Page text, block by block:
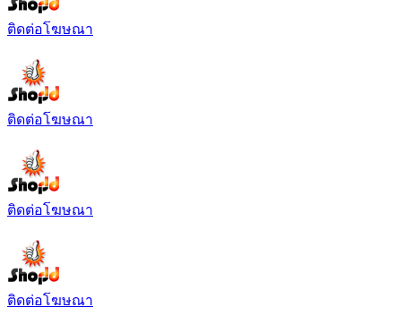
ติดต่อโฆษณา
ติดต่อโฆษณา
ติดต่อโฆษณา
ติดต่อโฆษณา